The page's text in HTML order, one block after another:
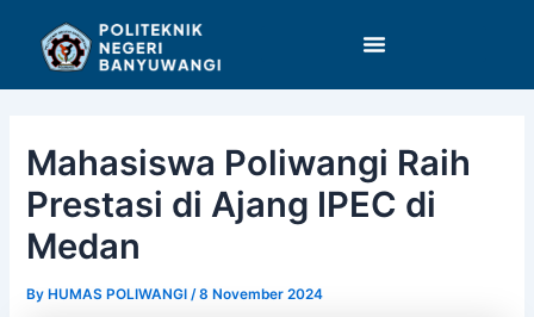
content
Mahasiswa Poliwangi Raih
Prestasi di Ajang IPEC di
Medan
ByHUMAS POLIWANGI /8 November 2024
navigation